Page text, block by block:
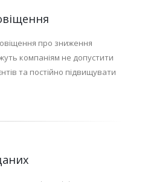
про зниження
компаніям не допустити
та постійно підвищувати